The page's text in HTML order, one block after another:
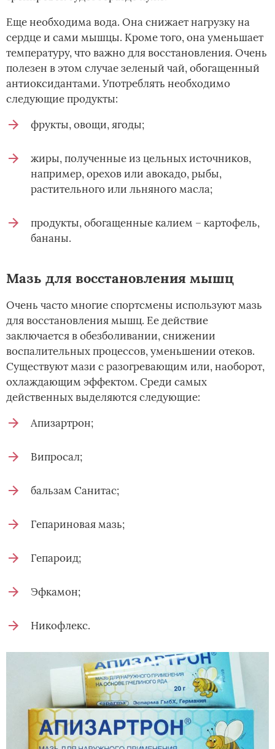
Еще необходима вода. Она снижает нагрузку на
сердце и сами мышцы. Кроме того, она уменьшает
температуру, что важно для восстановления. Очень
полезен в этом случае зеленый чай, обогащенный
антиоксидантами. Употреблять необходимо
следующие продукты:
фрукты, овощи, ягоды;
жиры, полученные из цельных источников,
например, орехов или авокадо, рыбы,
растительного или льняного масла;
продукты, обогащенные калием – картофель,
бананы.
Мазь для восстановления мышц
Очень часто многие спортсмены используют мазь
для восстановления мышц. Ее действие
заключается в обезболивании, снижении
воспалительных процессов, уменьшении отеков.
Существуют мази с разогревающим или, наоборот,
охлаждающим эффектом. Среди самых
действенных выделяются следующие:
Апизартрон;
Випросал;
бальзам Санитас;
Гепариновая мазь;
Гепароид;
Эфкамон;
Никофлекс.